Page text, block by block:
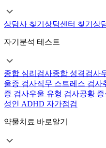
상담사 찾기 상담센터 찾기 상
자기분석 테스트
종합 심리검사종합 성격검사
울증 검사직무 스트레스 검사
증 검사우울 유형 검사공황
성인 ADHD 자가점검
약물치료 바로알기